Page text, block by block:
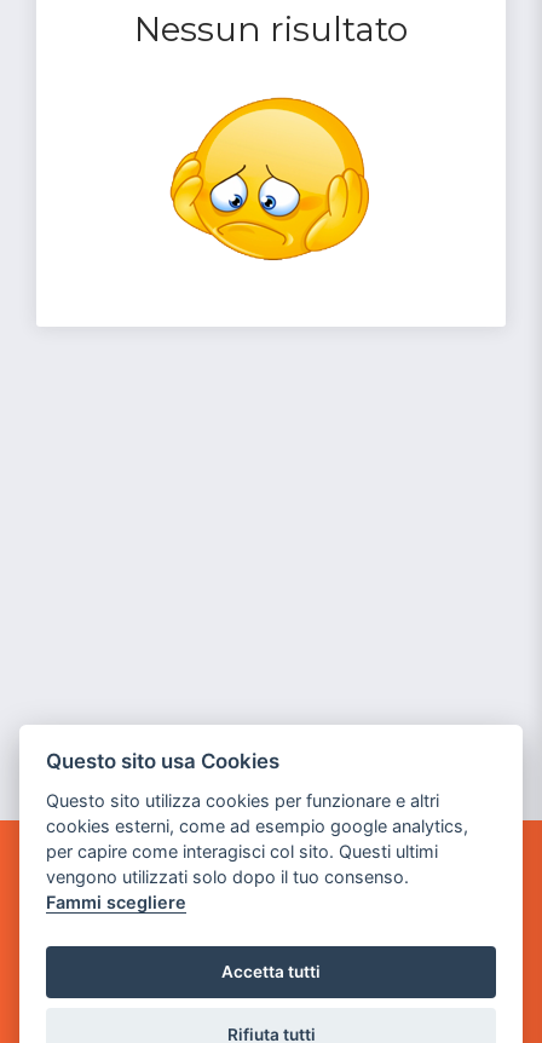
Nessun risultato
GAME WARP
BY POWER GAME SRL
Sede Legale
via Villaggio dei Platani, 3
- 25014 Castenedolo, Brescia
Questo sito usa Cookies
Questo sito utilizza cookies per funzionare e altri
cookies esterni, come ad esempio google analytics,
per capire come interagisci col sito. Questi ultimi
vengono utilizzati solo dopo il tuo consenso.
Fammi scegliere
Accetta tutti
Rifiuta tutti